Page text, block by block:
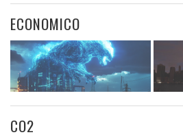
ECONOMICO
CO2